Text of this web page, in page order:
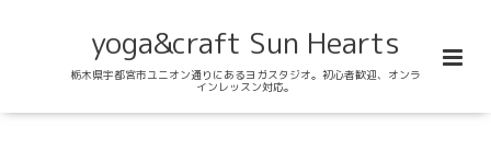
yoga&craft Sun Hearts
栃木県宇都宮市ユニオン通りにあるヨガスタジオ。初心者歓迎、オンラ
インレッスン対応。